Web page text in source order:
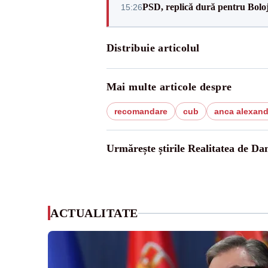
15:26PSD, replică dură pentru
Distribuie articolul
Mai multe articole despre
recomandare cub anca
Urmărește știrile Realitatea de
ACTUALITATE